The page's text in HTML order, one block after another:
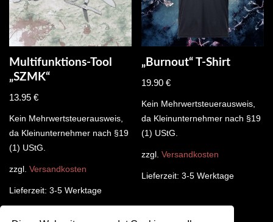
Multifunktions-Tool
„SZMK“
13.95 €
Kein Mehrwertsteuerausweis,
da Kleinunternehmer nach §19
(1) UStG.
zzgl. Versandkosten
Lieferzeit: 3-5 Werktage
„Burnout“ T-Shirt
19.90€
Kein Mehrwertsteuerausweis,
da Kleinunternehmer nach §19
(1) UStG.
zzgl.Versandkosten
Lieferzeit:3-5 Werktage